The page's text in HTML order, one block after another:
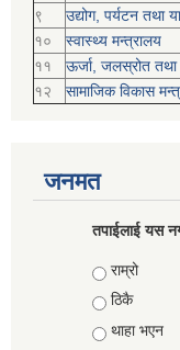
९
उद्योग, पर्यटन तथा
१०
स्वास्थ्य मन्त्रालय
११
ऊर्जा, जलस्रोत तथा
१२
सामाजिक विकास
जनमत
तपाईलाई यस
Choices
राम्रो
ठिकै
थाहा भएन